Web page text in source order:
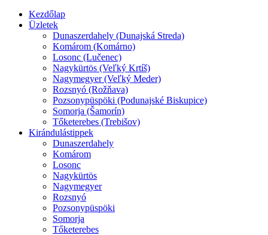
Kezdőlap
Üzletek
Dunaszerdahely (Dunajská Streda)
Komárom (Komárno)
Losonc (Lučenec)
Nagykürtös (Veľký Krtíš)
Nagymegyer (Veľký Meder)
Rozsnyó (Rožňava)
Pozsonypüspöki (Podunajské Biskupice)
Somorja (Šamorín)
Tőketerebes (Trebišov)
Kirándulástippek
Dunaszerdahely
Komárom
Losonc
Nagykürtös
Nagymegyer
Rozsnyó
Pozsonypüspöki
Somorja
Tőketerebes